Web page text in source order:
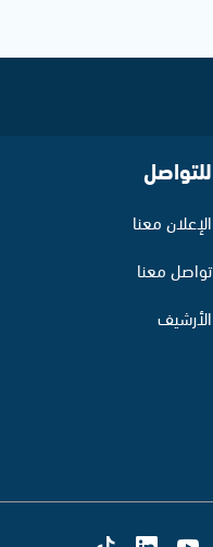
للتواصل
الإعلان معنا
تواصل معنا
الأرشيف